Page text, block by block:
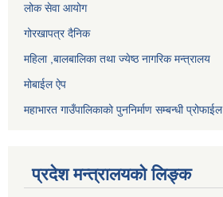
लोक सेवा आयोग
गोरखापत्र दैनिक
महिला ,बालबालिका तथा ज्येष्ठ नागरिक मन्त्रालय
मोबाईल ऐप
महाभारत गाउँपालिकाको पुननिर्माण सम्बन्धी प्रोफाईल
प्रदेश मन्त्रालयको लिङ्क